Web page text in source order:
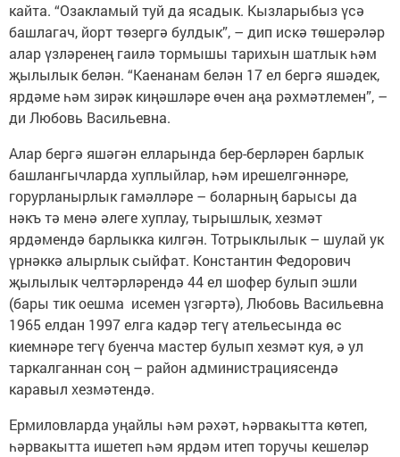
кайта. “Озакламый туй да ясадык. Кызларыбыз үсә
башлагач, йорт төзергә булдык”, – дип искә төшерәләр
алар үзләренең гаилә тормышы тарихын шатлык һәм
җылылык белән. “Каенанам белән 17 ел бергә яшәдек,
ярдәме һәм зирәк киңәшләре өчен аңа рәхмәтлемен”, –
ди Любовь Васильевна.
Алар бергә яшәгән елларында бер-берләрен барлык
башлангычларда хуплыйлар, һәм ирешелгәннәре,
горурланырлык гамәлләре – боларның барысы да
нәкъ тә менә әлеге хуплау, тырышлык, хезмәт
ярдәмендә барлыкка килгән. Тотрык­лылык – шулай ук
үрнәккә алыр­лык сыйфат. Константин Федорович
җылылык челтәрләрендә 44 ел шофер булып эшли
(бары тик оешма исемен үзгәртә), Любовь Васильевна
1965 елдан 1997 елга кадәр тегү ательесында өс
киемнәре тегү буенча мастер булып хезмәт куя, ә ул
таркалганнан соң – район администрациясендә
каравыл хезмәтендә.
Ермиловларда уңайлы һәм рәхәт, һәрвакытта көтеп,
һәрвакытта ишетеп һәм ярдәм итеп торучы кешеләр